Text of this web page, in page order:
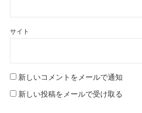
サイト
新しいコメントをメールで通知
新しい投稿をメールで受け取る